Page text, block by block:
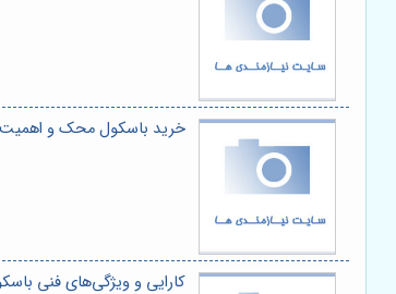
خرید باسکول محک و
کارایی و ویژگی‌های فنی